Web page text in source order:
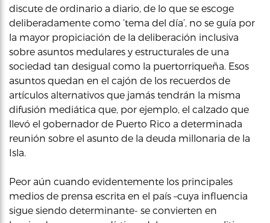
discute de ordinario a diario, de lo que se escoge
deliberadamente como ‘tema del día’, no se guía por
la mayor propiciación de la deliberación inclusiva
sobre asuntos medulares y estructurales de una
sociedad tan desigual como la puertorriqueña. Esos
asuntos quedan en el cajón de los recuerdos de
artículos alternativos que jamás tendrán la misma
difusión mediática que, por ejemplo, el calzado que
llevó el gobernador de Puerto Rico a determinada
reunión sobre el asunto de la deuda millonaria de la
Isla.
Peor aún cuando evidentemente los principales
medios de prensa escrita en el país –cuya influencia
sigue siendo determinante- se convierten en